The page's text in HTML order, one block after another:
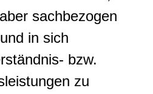
sachbezogen
in sich
bzw.
zu